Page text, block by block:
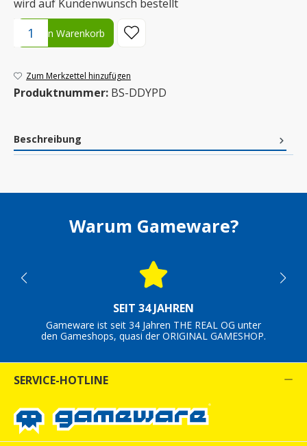
wird auf Kundenwunsch bestellt
Produkt Anzahl: Gib den gewünschten Wert ein oder benutze
In den Warenkorb
Zum Merkzettel hinzufügen
Produktnummer: BS-DDYPD
Beschreibung
Warum Gameware?
SEIT 34 JAHREN
Gameware ist seit 34 Jahren THE REAL OG unter
den Gameshops, quasi der ORIGINAL GAMESHOP.
SERVICE-HOTLINE